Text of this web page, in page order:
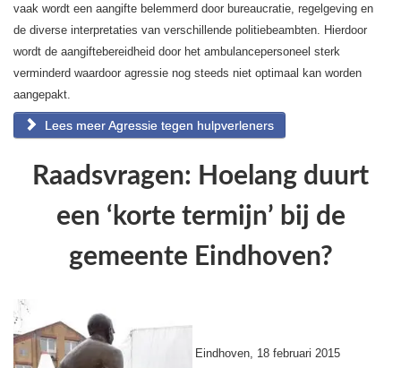
vaak wordt een aangifte belemmerd door bureaucratie, regelgeving en
de diverse interpretaties van verschillende politiebeambten. Hierdoor
wordt de aangiftebereidheid door het ambulancepersoneel sterk
verminderd waardoor agressie nog steeds niet optimaal kan worden
aangepakt.
Lees meer Agressie tegen hulpverleners
Raadsvragen: Hoelang duurt
een ‘korte termijn’ bij de
gemeente Eindhoven?
Eindhoven, 18 februari 2015